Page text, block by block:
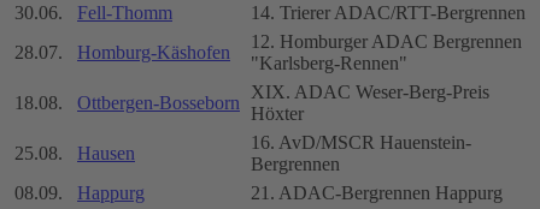
30.06.
Fell-Thomm
14. Trierer ADAC/RTT-Bergrennen
28.07.
Homburg-Käshofen
12. Homburger ADAC Bergrennen
"Karlsberg-Rennen"
18.08.
Ottbergen-Bosseborn
XIX. ADAC Weser-Berg-Preis
Höxter
25.08.
Hausen
16. AvD/MSCR Hauenstein-
Bergrennen
08.09.
Happurg
21. ADAC-Bergrennen Happurg